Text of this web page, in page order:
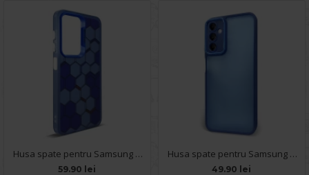
Husa spate pentru Samsung Galaxy A14- Bozo case Albastru
59.90 lei
Husa spate pentru Samsung Galaxy A14- Catwalk Case Albastru
49.90 lei